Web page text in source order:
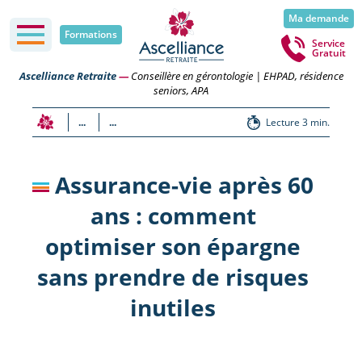
Formations
Ma demande
Service
Gratuit
Ascelliance Retraite—Conseillère en gérontologie | EHPAD, résidence
seniors, APA
... ... Lecture 3 min.
Assurance-vie après 60
ans : comment
optimiser son épargne
sans prendre de risques
inutiles